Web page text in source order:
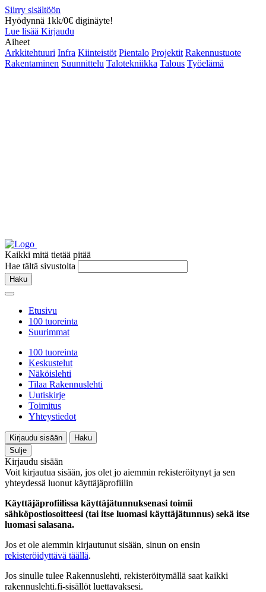
Siirry sisältöön
Hyödynnä 1kk/0€ diginäyte!
Lue lisää Kirjaudu
Aiheet
Arkkitehtuuri Infra Kiinteistöt Pientalo Projektit Rakennustuote
Rakentaminen Suunnittelu Talotekniikka Talous Työelämä
Kaikki mitä tietää pitää
Hae tältä sivustolta
Haku
Etusivu
100 tuoreinta
Suurimmat
100 tuoreinta
Keskustelut
Näköislehti
Tilaa Rakennuslehti
Uutiskirje
Toimitus
Yhteystiedot
Kirjaudu sisään
Haku
Sulje
Kirjaudu sisään
Voit kirjautua sisään, jos olet jo aiemmin rekisteröitynyt ja sen
yhteydessä luonut käyttäjäprofiilin
Käyttäjäprofiilissa käyttäjätunnuksenasi toimii
sähköpostiosoitteesi (tai itse luomasi käyttäjätunnus) sekä itse
luomasi salasana.
Jos et ole aiemmin kirjautunut sisään, sinun on ensin
rekisteröidyttävä täällä.
Jos sinulle tulee Rakennuslehti, rekisteröitymällä saat kaikki
rakennuslehti.fi-sisällöt luettavaksesi.